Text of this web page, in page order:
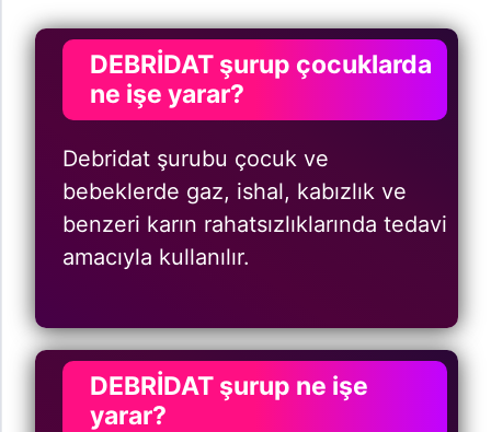
DEBRİDAT şurup çocuklarda
ne işe yarar?
Debridat şurubu çocuk ve
bebeklerde gaz, ishal, kabızlık ve
benzeri karın rahatsızlıklarında tedavi
amacıyla kullanılır.
DEBRİDAT şurup ne işe
yarar?